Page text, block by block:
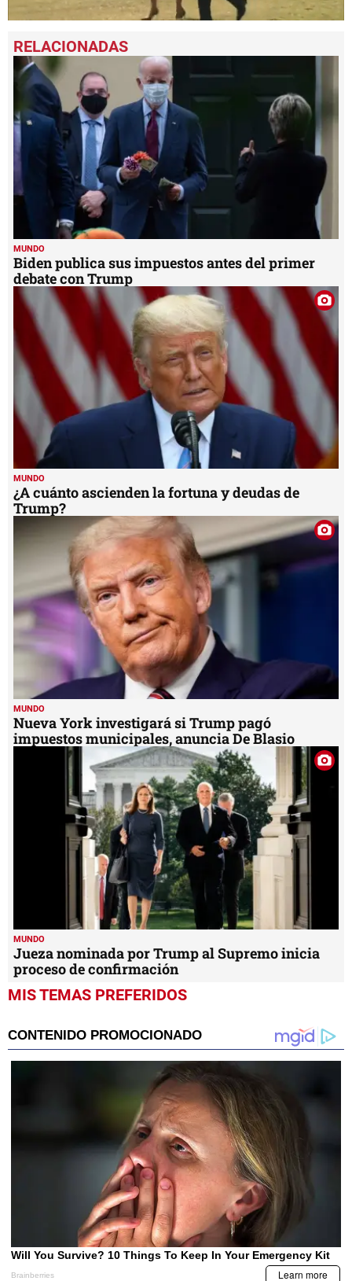
seconds
of
minute,
seconds
MUNDO
Biden publica sus impuestos antes del primer
debate con Trump
MUNDO
¿A cuánto ascienden la fortuna y deudas de
Trump?
MUNDO
Nueva York investigará si Trump pagó
impuestos municipales, anuncia De Blasio
MUNDO
Jueza nominada por Trump al Supremo inicia
proceso de confirmación
MIS TEMAS PREFERIDOS